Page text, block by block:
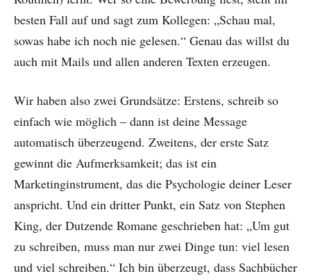
besten Fall auf und sagt zum Kollegen: „Schau mal,
sowas habe ich noch nie gelesen.“ Genau das willst du
auch mit Mails und allen anderen Texten erzeugen.
Wir haben also zwei Grundsätze: Erstens, schreib so
einfach wie möglich – dann ist deine Message
automatisch überzeugend. Zweitens, der erste Satz
gewinnt die Aufmerksamkeit; das ist ein
Marketinginstrument, das die Psychologie deiner Leser
anspricht. Und ein dritter Punkt, ein Satz von Stephen
King, der Dutzende Romane geschrieben hat: „Um gut
zu schreiben, muss man nur zwei Dinge tun: viel lesen
und viel schreiben.“ Ich bin überzeugt, dass Sachbücher